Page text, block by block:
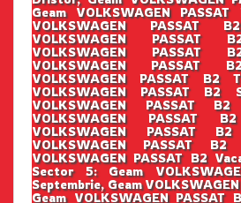
Geam VOLKSWAGEN
VOLKSWAGEN PASSAT
VOLKSWAGEN PASSAT
VOLKSWAGEN PASSAT
VOLKSWAGEN PASSAT
VOLKSWAGEN PASSAT B2
VOLKSWAGEN PASSAT
VOLKSWAGEN PASSAT
VOLKSWAGEN PASSAT
VOLKSWAGEN PASSAT
VOLKSWAGEN PASSAT B2
VOLKSWAGEN PASSAT B2
Sector 5: Geam
Septembrie, Geam
Geam VOLKSWAGEN PASSAT